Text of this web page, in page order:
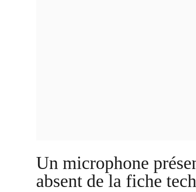
Un microphone
absent de la fiche